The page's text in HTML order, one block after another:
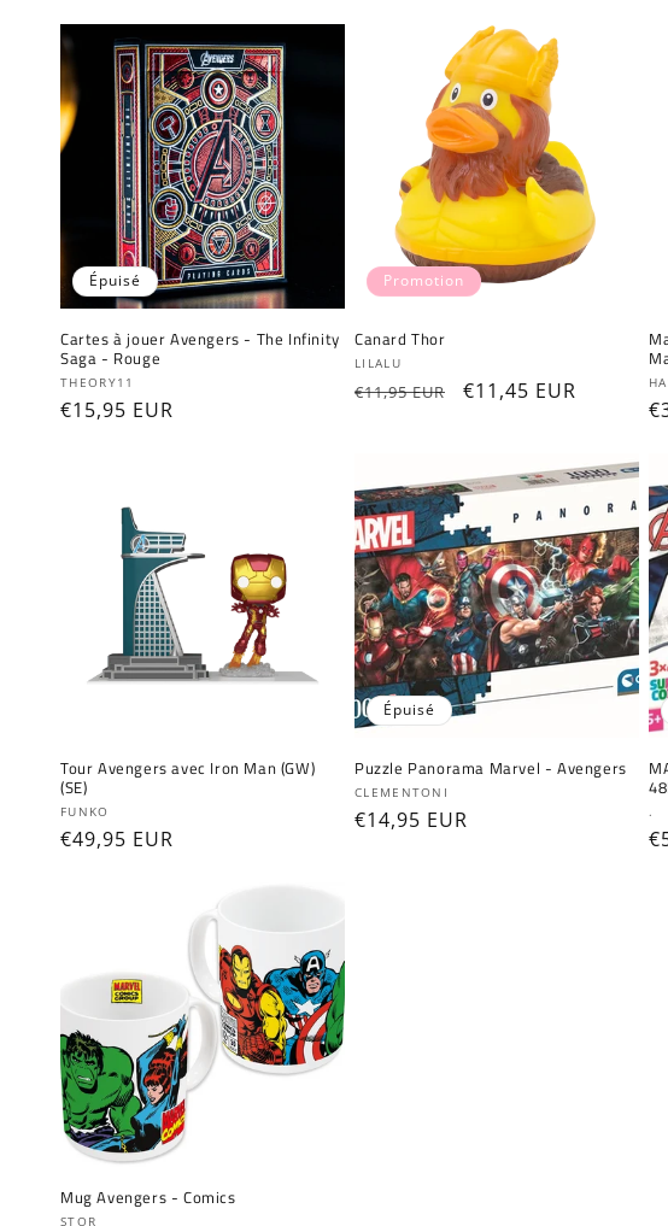
Épuisé
Cartes à jouer Avengers - The Infinity
Saga - Rouge
Fournisseur :
THEORY11
Prix
€15,95 EUR
Promotion
Canard Thor
Fournisseur :
LILALU
Prix
€11,95 EUR
Prix
€11,45 EUR
Tour Avengers avec Iron Man (GW)
(SE)
Fournisseur :
FUNKO
Prix
€49,95 EUR
Épuisé
Puzzle Panorama Marvel - Avengers
Fournisseur :
CLEMENTONI
Prix
€14,95 EUR .
Mug Avengers - Comics
STOR
Connectez-
produits à
articles